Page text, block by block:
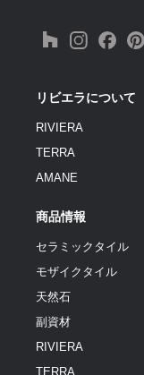
リビエラについて
RIVIERA
TERRA
AMANE
商品情報
セラミックタイル
モザイクタイル
天然石
副資材
RIVIERA
TERRA